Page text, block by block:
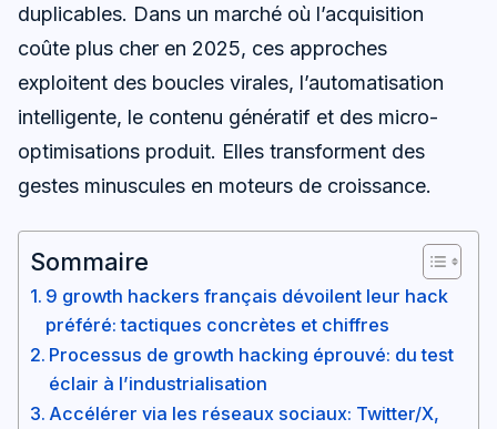
duplicables. Dans un marché où l’acquisition
coûte plus cher en 2025, ces approches
exploitent des boucles virales, l’automatisation
intelligente, le contenu génératif et des micro-
optimisations produit. Elles transforment des
gestes minuscules en moteurs de croissance.
Sommaire
9 growth hackers français dévoilent leur hack
préféré: tactiques concrètes et chiffres
Processus de growth hacking éprouvé: du test
éclair à l’industrialisation
Accélérer via les réseaux sociaux: Twitter/X,